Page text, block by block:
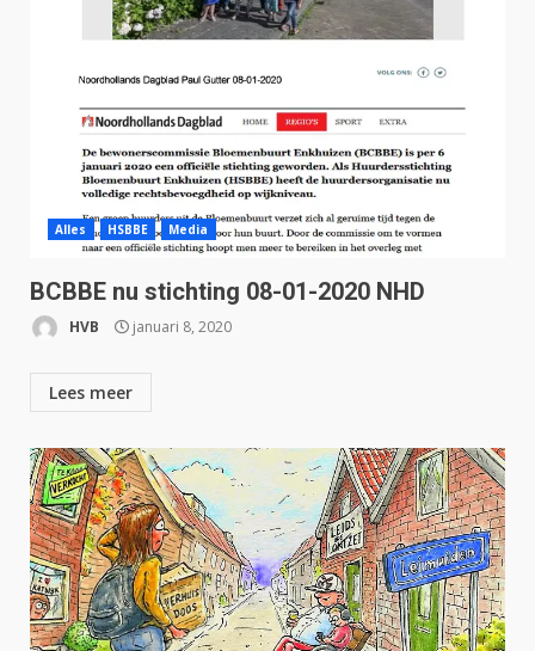
Alles HSBBE Media
BCBBE nu stichting 08-01-2020 NHD
HVB januari 8, 2020
Lees meer